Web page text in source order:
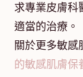
求專業皮膚科
適當的治療。
關於更多敏感
的敏感肌膚保